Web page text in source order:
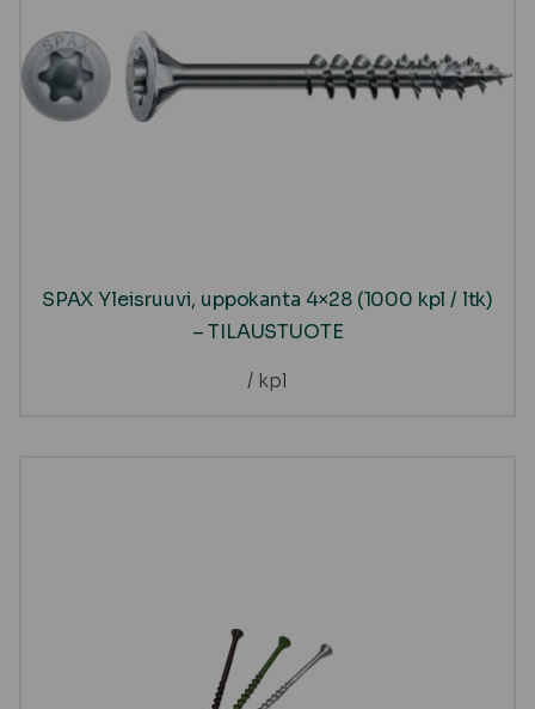
SPAX Yleisruuvi, uppokanta 4×28 (1000 kpl / ltk)
– TILAUSTUOTE
/ kpl